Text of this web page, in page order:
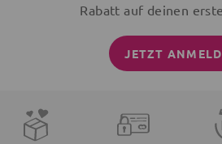
Rabatt auf deinen
JETZT